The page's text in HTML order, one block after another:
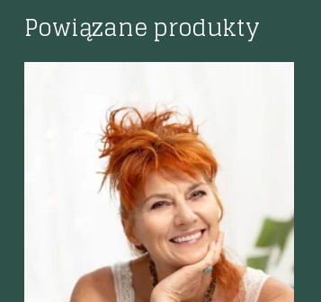
Powiązane produkty
Szybki podgląd